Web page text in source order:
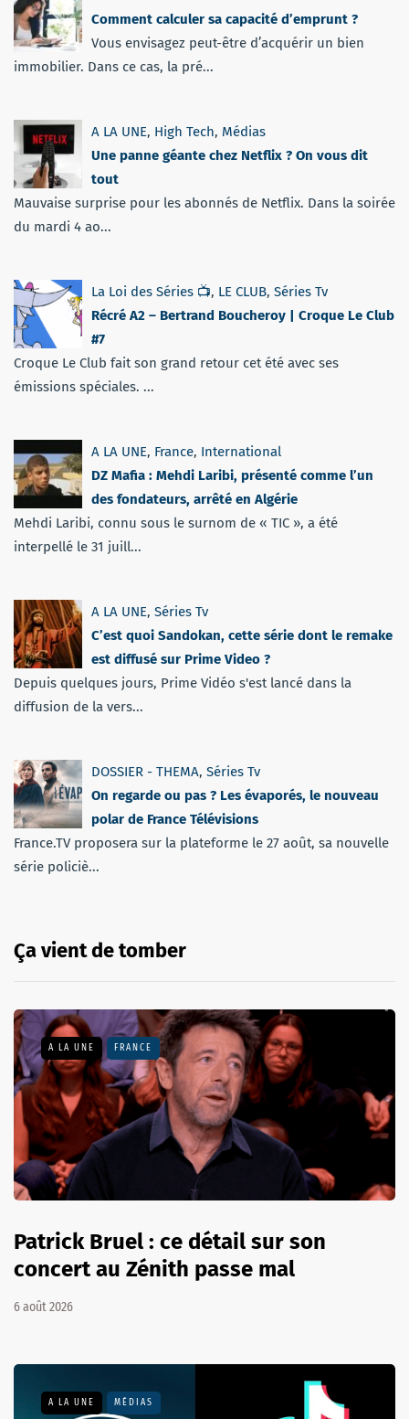
Comment calculer sa capacité d’emprunt ?
Vous envisagez peut-être d’acquérir un bien
immobilier. Dans ce cas, la pré...
A LA UNE, High Tech, Médias
Une panne géante chez Netflix ? On vous dit
tout
Mauvaise surprise pour les abonnés de Netflix. Dans la soirée
du mardi 4 ao...
La Loi des Séries 📺, LE CLUB, Séries Tv
Récré A2 – Bertrand Boucheroy | Croque Le Club
#7
Croque Le Club fait son grand retour cet été avec ses
émissions spéciales. ...
A LA UNE, France, International
DZ Mafia : Mehdi Laribi, présenté comme l’un
des fondateurs, arrêté en Algérie
Mehdi Laribi, connu sous le surnom de « TIC », a été
interpellé le 31 juill...
A LA UNE, Séries Tv
C’est quoi Sandokan, cette série dont le remake
est diffusé sur Prime Video ?
Depuis quelques jours, Prime Vidéo s'est lancé dans la
diffusion de la vers...
DOSSIER - THEMA, Séries Tv
On regarde ou pas ? Les évaporés, le nouveau
polar de France Télévisions
France.TV proposera sur la plateforme le 27 août, sa nouvelle
série policiè...
Ça vient de tomber
A LA UNE FRANCE
Patrick Bruel : ce détail sur son
concert au Zénith passe mal
6 août 2026
A LA UNE MÉDIAS